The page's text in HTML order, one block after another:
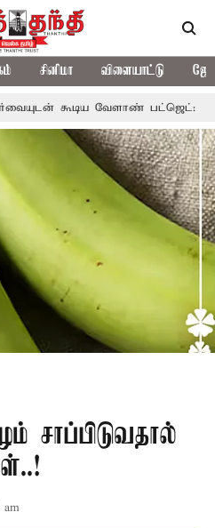
சினிமா விளையாட்டு
பட்ஜெட்: முதல்-அமைச்சர் விஜய்
சாப்பிடுவதால்
am